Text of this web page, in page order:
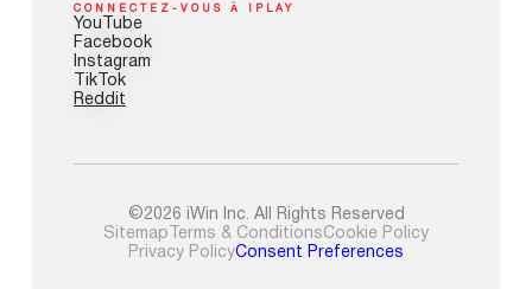
CONNECTEZ-VOUS À IPLAY
YouTube
Facebook
Instagram
TikTok
Reddit
©2026 iWin Inc. All Rights Reserved
Sitemap Terms & ConditionsCookie Policy
Privacy PolicyConsent Preferences